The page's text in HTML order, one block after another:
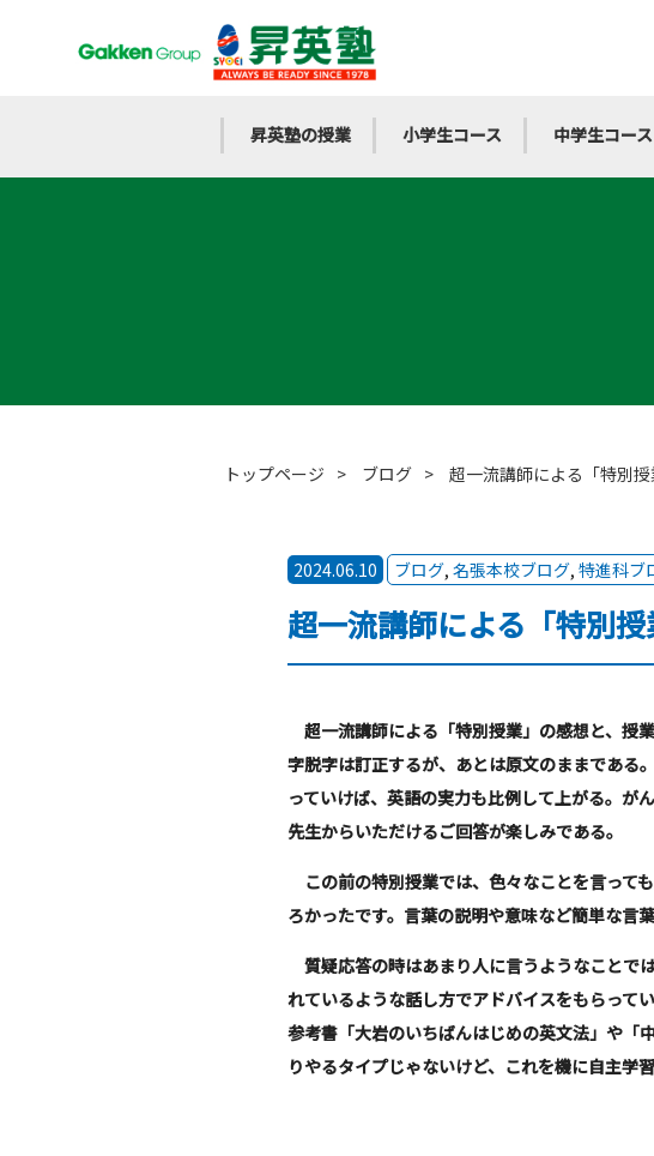
昇英塾の授業 小学生コース 中学生コース
トップページ > ブログ > 超一流講師による「特
2024.06.10 ブログ, 名張本校ブログ, 特進科ブ
超一流講師による「特
超一流講師による「特別授業」の感想と、授
字脱字は訂正するが、あとは原文のままである
っていけば、英語の実力も比例して上がる。が
先生からいただけるご回答が楽しみである。
この前の特別授業では、色々なことを言って
ろかったです。言葉の説明や意味など簡単な言
質疑応答の時はあまり人に言うようなことで
れているような話し方でアドバイスをもらって
参考書「大岩のいちばんはじめの英文法」や「
りやるタイプじゃないけど、これを機に自主学